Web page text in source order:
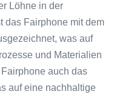
Löhne in der
das Fairphone mit dem
was auf
und Materialien
auch das
auf eine nachhaltige